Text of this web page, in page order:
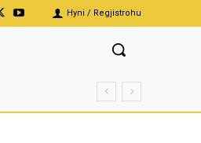
Hyni / Regjistrohu